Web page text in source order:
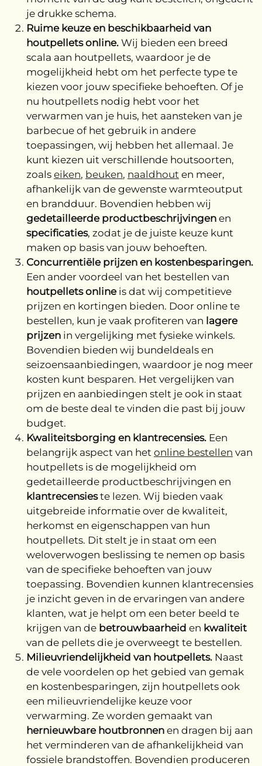
je drukke schema.
Ruime keuze en beschikbaarheid van
houtpellets online. Wij bieden een breed
scala aan houtpellets, waardoor je de
mogelijkheid hebt om het perfecte type te
kiezen voor jouw specifieke behoeften. Of je
nu houtpellets nodig hebt voor het
verwarmen van je huis, het aansteken van je
barbecue of het gebruik in andere
toepassingen, wij hebben het allemaal. Je
kunt kiezen uit verschillende houtsoorten,
zoals eiken, beuken, naaldhout en meer,
afhankelijk van de gewenste warmteoutput
en brandduur. Bovendien hebben wij
gedetailleerde productbeschrijvingen en
specificaties, zodat je de juiste keuze kunt
maken op basis van jouw behoeften.
Concurrentiële prijzen en kostenbesparingen.
Een ander voordeel van het bestellen van
houtpellets onlineis dat wij competitieve
prijzen en kortingen bieden. Door online te
bestellen, kun je vaak profiteren van lagere
prijzen in vergelijking met fysieke winkels.
Bovendien bieden wij bundeldeals en
seizoensaanbiedingen, waardoor je nog meer
kosten kunt besparen. Het vergelijken van
prijzen en aanbiedingen stelt je ook in staat
om de beste deal te vinden die past bij jouw
budget.
Kwaliteitsborging en klantrecensies. Een
belangrijk aspect van het online bestellen van
houtpellets is de mogelijkheid om
gedetailleerde productbeschrijvingen en
klantrecensieste lezen. Wij bieden vaak
uitgebreide informatie over de kwaliteit,
herkomst en eigenschappen van hun
houtpellets. Dit stelt je in staat om een
weloverwogen beslissing te nemen op basis
van de specifieke behoeften van jouw
toepassing. Bovendien kunnen klantrecensies
je inzicht geven in de ervaringen van andere
klanten, wat je helpt om een beter beeld te
krijgen van de betrouwbaarheid en kwaliteit
van de pellets die je overweegt te bestellen.
Milieuvriendelijkheid van houtpellets. Naast
de vele voordelen op het gebied van gemak
en kostenbesparingen, zijn houtpellets ook
een milieuvriendelijke keuze voor
verwarming. Ze worden gemaakt van
hernieuwbare houtbronnen en dragen bij aan
het verminderen van de afhankelijkheid van
fossiele brandstoffen. Bovendien produceren